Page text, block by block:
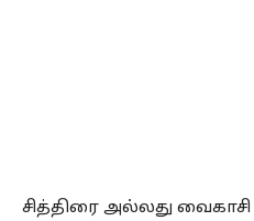
சித்திரை அல்லது